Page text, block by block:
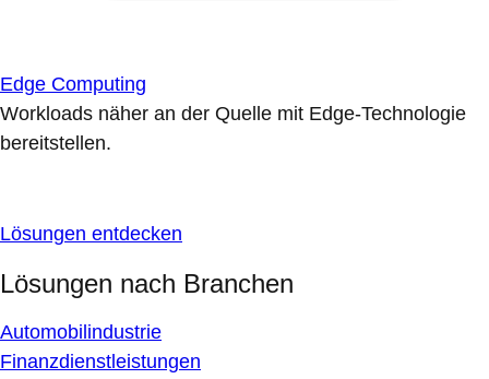
Edge Computing
Workloads näher an der Quelle mit Edge-Technologie
bereitstellen.
Lösungen entdecken
Lösungen nach Branchen
Automobilindustrie
Finanzdienstleistungen